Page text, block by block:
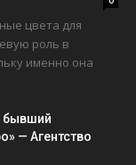
цвета для
роль в
именно она
бывший
— Агентство